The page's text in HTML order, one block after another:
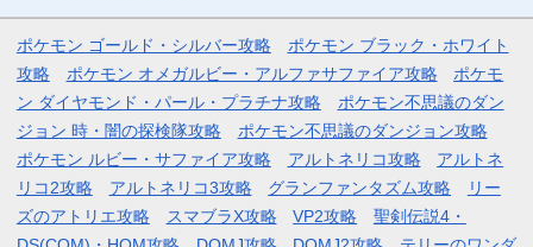
ポケモン ゴールド・シルバー攻略
ポケモン ブラック・ホワイト
攻略
ポケモン オメガルビー・アルファサファイア攻略
ポケモ
ン ダイヤモンド・パール・プラチナ攻略
ポケモン不思議のダン
ジョン 時・闇の探検隊攻略
ポケモン不思議のダンジョン攻略
ポケモン ルビー・サファイア攻略
アルトネリコ攻略
アルトネ
リコ2攻略
アルトネリコ3攻略 グランファンタズム攻略
リー
ズのアトリエ攻略
スマブラX攻略 VP2攻略
聖剣伝説4・